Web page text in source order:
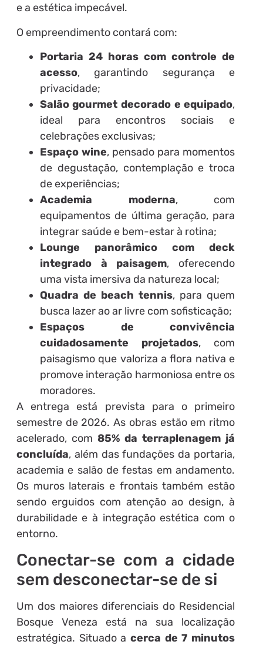
e a estética impecável.
O empreendimento contará com:
Portaria 24 horas com controle de
acesso, garantindo segurança e
privacidade;
Salão gourmet decorado e equipado,
ideal para encontros sociais e
celebrações exclusivas;
Espaço wine, pensado para momentos
de degustação, contemplação e troca
de experiências;
Academia moderna, com
equipamentos de última geração, para
integrar saúde e bem-estar à rotina;
Lounge panorâmico com deck
integrado à paisagem, oferecendo
uma vista imersiva da natureza local;
Quadra de beach tennis, para quem
busca lazer ao ar livre com sofisticação;
Espaços de convivência
cuidadosamente projetados, com
paisagismo que valoriza a flora nativa e
promove interação harmoniosa entre os
moradores.
A entrega está prevista para o primeiro
semestre de 2026. As obras estão em ritmo
acelerado, com 85% da terraplenagem já
concluída, além das fundações da portaria,
academia e salão de festas em andamento.
Os muros laterais e frontais também estão
sendo erguidos com atenção ao design, à
durabilidade e à integração estética com o
entorno.
Conectar-se com a cidade
sem desconectar-se de si
Um dos maiores diferenciais do Residencial
Bosque Veneza está na sua localização
estratégica. Situado a cerca de 7 minutos